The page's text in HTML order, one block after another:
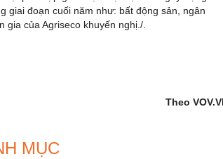
giai đoạn cuối năm như: bất động sản, ngân
gia của Agriseco khuyến nghị./.
Theo
MỤC